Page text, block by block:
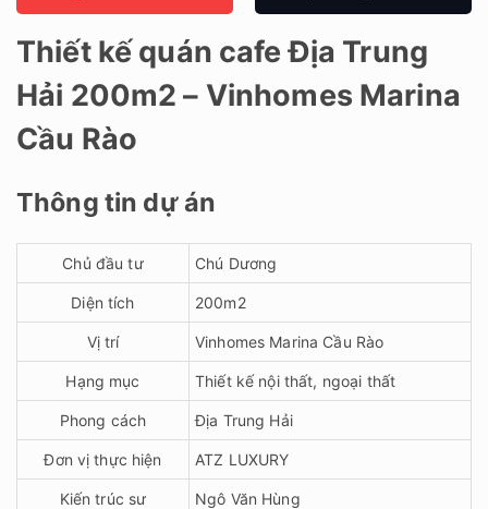
Thiết kế quán cafe Địa Trung
Hải 200m2 – Vinhomes Marina
Cầu Rào
Thông tin dự án
Chủ đầu tư Chú Dương
Diện tích 200m2
Vị trí Vinhomes Marina Cầu Rào
Hạng mục Thiết kế nội thất, ngoại thất
Phong cách Địa Trung Hải
Đơn vị thực hiện ATZ LUXURY
Kiến trúc sư Ngô Văn Hùng